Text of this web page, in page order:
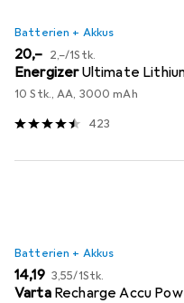
Batterien + Akkus
EUR
20,– EUR
2,–/1Stk.
EnergizerUltimate
10 Stk., AA, 3000 mAh
423
Batterien + Akkus
EUR
14,19 EUR
3,55/1Stk.
Varta Recharge Accu